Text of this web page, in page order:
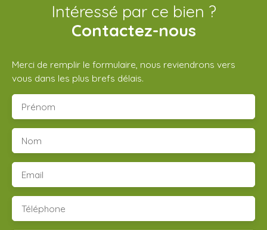
Intéressé par ce bien ?
Contactez-nous
Merci de remplir le formulaire, nous reviendrons vers
vous dans les plus brefs délais.
Prénom
Nom
Email
Téléphone